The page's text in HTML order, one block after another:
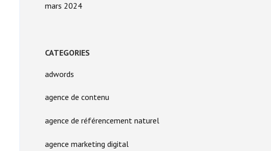
mars 2024
CATEGORIES
adwords
agence de contenu
agence de référencement naturel
agence marketing digital